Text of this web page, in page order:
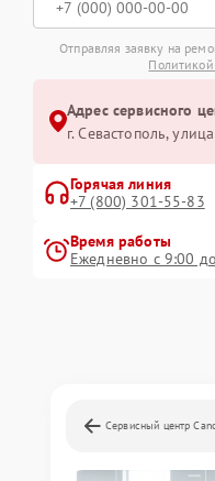
Отправляя заявку на
Адрес сервисного
г. Севастополь,
Горячая линия
+7 (800) 301-55-83
Время работы
Ежедневно с 9:00
Сервисный центр